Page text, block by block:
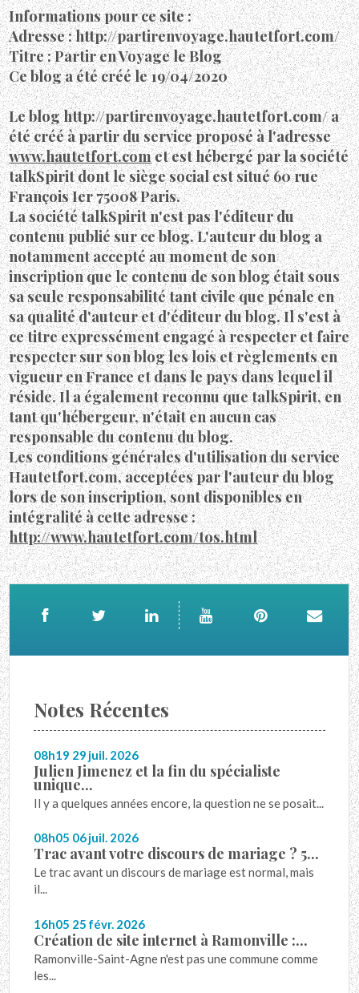
Informations pour ce site :
Adresse : http://partirenvoyage.hautetfort.com/
Titre : Partir en Voyage le Blog
Ce blog a été créé le 19/04/2020
Le blog http://partirenvoyage.hautetfort.com/ a
été créé à partir du service proposé à l'adresse
www.hautetfort.comet est hébergé par la société
talkSpirit dont le siège social est situé 60 rue
François Ier 75008 Paris.
La société talkSpirit n'est pas l'éditeur du
contenu publié sur ce blog. L'auteur du blog a
notamment accepté au moment de son
inscription que le contenu de son blog était sous
sa seule responsabilité tant civile que pénale en
sa qualité d'auteur et d'éditeur du blog. Il s'est à
ce titre expressément engagé à respecter et faire
respecter sur son blog les lois et règlements en
vigueur en France et dans le pays dans lequel il
réside. Il a également reconnu que talkSpirit, en
tant qu'hébergeur, n'était en aucun cas
responsable du contenu du blog.
Les conditions générales d'utilisation du service
Hautetfort.com, acceptées par l'auteur du blog
lors de son inscription, sont disponibles en
intégralité à cette adresse :
http://www.hautetfort.com/tos.html
Notes Récentes
08h19 29 juil. 2026
Julien Jimenez et la fin du spécialiste
unique...
Il y a quelques années encore, la question ne se posait...
08h05 06juil. 2026
Trac avant votre discours de mariage ? 5...
Le trac avant un discours de mariage est normal, mais
il...
16h05 25 févr. 2026
Création de site internet à Ramonville :...
Ramonville-Saint-Agne n'est pas une commune comme
les...